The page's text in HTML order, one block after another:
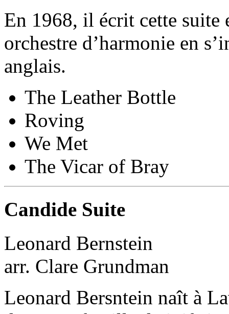
En 1968, il écrit cette suite
orchestre d’harmonie en
anglais.
The Leather Bottle
Roving
We Met
The Vicar of Bray
Candide Suite
Leonard Bernstein
arr. Clare Grundman
Leonard Bersntein naît à